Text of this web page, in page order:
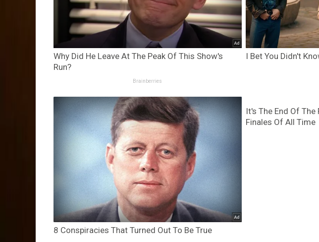
Why Did He Leave At The Peak Of This Show's
Run?
Brainberries
I Bet You Didn't
8 Conspiracies That Turned Out To Be True
It's The End Of
Finales Of All Time